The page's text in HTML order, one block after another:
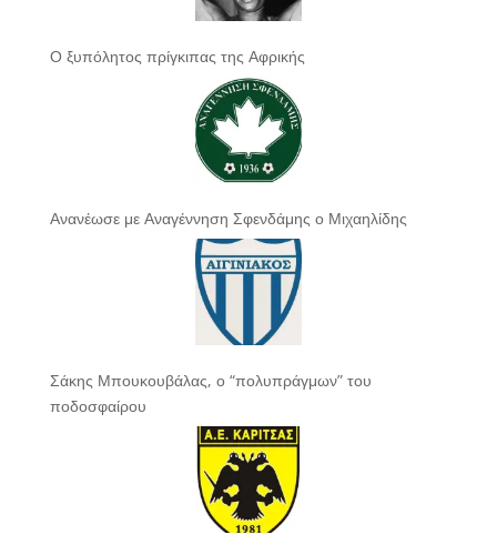
Ο ξυπόλητος πρίγκιπας της Αφρικής
Ανανέωσε με Αναγέννηση Σφενδάμης ο Μιχαηλίδης
Σάκης Μπουκουβάλας, ο “πολυπράγμων” του
ποδοσφαίρου